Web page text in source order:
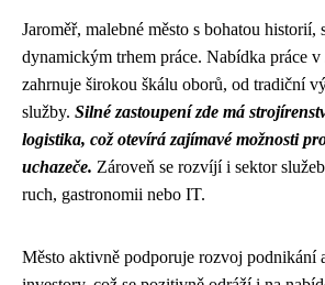
Jaroměř, malebné město s bohatou historií,
dynamickým trhem práce. Nabídka práce v
zahrnuje širokou škálu oborů, od tradiční
služby. Silné zastoupení zde má
logistika, což otevírá zajímavé možnosti
uchazeče. Zároveň se rozvíjí i sektor
ruch, gastronomii nebo IT.
Město aktivně podporuje rozvoj podnikání